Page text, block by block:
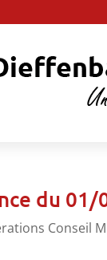
du
Conseil